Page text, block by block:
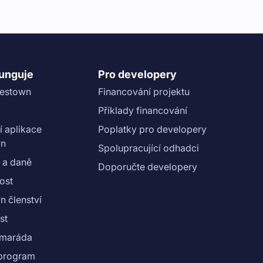
aplikace
daně
členství
Pro developery
Financování projektu
Příklady financování
Poplatky pro developery
Spolupracující odhadci
Doporučte developery